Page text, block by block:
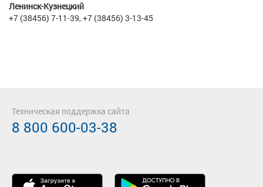
Ленинск-Кузнецкий
+7 (38456) 7-11-39, +7 (38456) 3-13-45
Техническая поддержка сайта
8 800 600-03-38